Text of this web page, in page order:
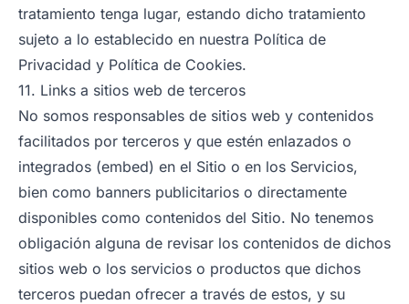
tratamiento tenga lugar, estando dicho tratamiento
sujeto a lo establecido en nuestra Política de
Privacidad y Política de Cookies.
11. Links a sitios web de terceros
No somos responsables de sitios web y contenidos
facilitados por terceros y que estén enlazados o
integrados (embed) en el Sitio o en los Servicios,
bien como banners publicitarios o directamente
disponibles como contenidos del Sitio. No tenemos
obligación alguna de revisar los contenidos de dichos
sitios web o los servicios o productos que dichos
terceros puedan ofrecer a través de estos, y su